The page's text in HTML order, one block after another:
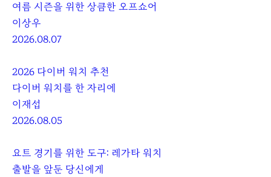
여름 시즌을 위한 상큼한 오프쇼어
이상우
2026.08.07
2026 다이버 워치 추천
다이버 워치를 한 자리에
이재섭
2026.08.05
요트 경기를 위한 도구: 레가타 워치
출발을 앞둔 당신에게